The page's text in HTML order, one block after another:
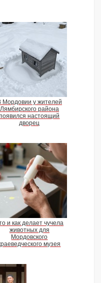
Мордовии у жителей
Лямбирского района
настоящий
дворец
и как делает чучела
животных для
Мордовского
музея